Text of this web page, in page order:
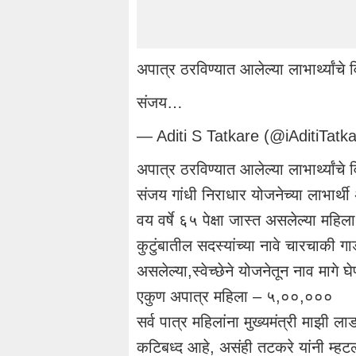
अपात्र ठरविण्यात आलेल्या
संजय…
— Aditi S Tatkare
अपात्र ठरविण्यात आलेल्या
संजय गांधी निराधार योजनेच्या
वय वर्षे ६५ पेक्षा जास्त असलेल्या
कुटुंबातील सदस्यांच्या नावे चारचाकी
असलेल्या,स्वेच्छेने योजनेतून नाव मागे
एकुण अपात्र महिला – ५,००,०००
सर्व पात्र महिलांना मुख्यमंत्री माझी
कटिबध्द आहे, असंही तटकरे यांनी